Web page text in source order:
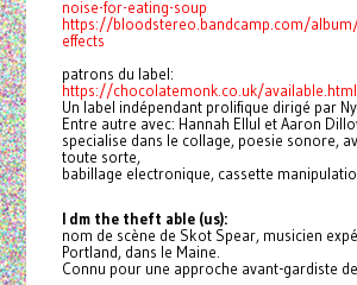
noise-for-eating-soup
https://bloodstereo.bandcamp.com/
effects
patrons du label:
https://chocolatemonk.co.uk/available.html
Un label indépendant prolifique dirigé par
Entre autre avec: Hannah Ellul et Aaron
specialise dans le collage, poesie sonore,
toute sorte,
babillage electronique, cassette
I dm the theft able (us):
nom de scène de Skot Spear, musicien
Portland, dans le Maine.
Connu pour une approche avant-gardiste